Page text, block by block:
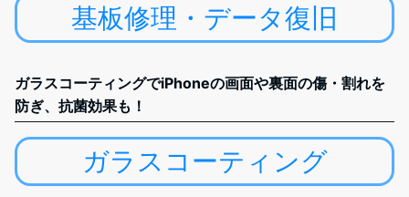
基板修理・データ復旧
ガラスコーティングでiPhoneの画面や裏面の傷・割れを
防ぎ、抗菌効果も！
ガラスコーティング